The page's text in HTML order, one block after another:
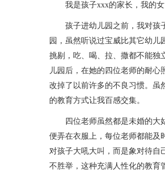
我是孩子xxx的家长，我的
孩子进幼儿园之前，我对孩
园，虽然听说过宝威比其它幼儿
挑剔，吃、喝、拉、撒都不能独
儿园后，在她的四位老师的耐心
改掉了以前许多的不良习惯。虽
的教育方式让我百感交集。
四位老师虽然都是未婚的
便弄在衣服上，每位老师都能及
对孩子大吼大叫，而是象对待自
不胜举，这种充满人性化的教育